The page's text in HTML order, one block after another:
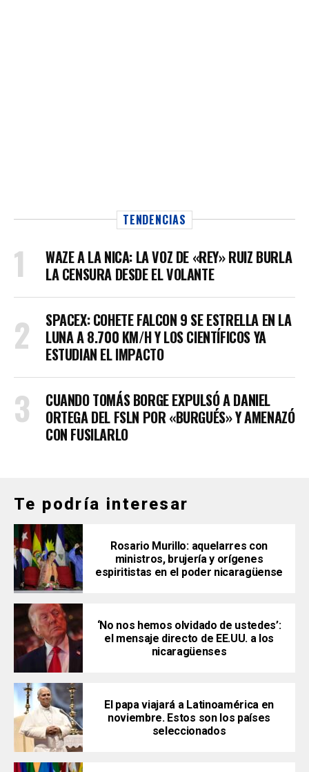
TENDENCIAS
WAZE A LA NICA: LA VOZ DE «REY» RUIZ BURLA
LA CENSURA DESDE EL VOLANTE
SPACEX: COHETE FALCON 9 SE ESTRELLA EN LA
LUNA A 8.700 KM/H Y LOS CIENTÍFICOS YA
ESTUDIAN EL IMPACTO
CUANDO TOMÁS BORGE EXPULSÓ A DANIEL
ORTEGA DEL FSLN POR «BURGUÉS» Y AMENAZÓ
CON FUSILARLO
Te podría interesar
Rosario Murillo: aquelarres con
ministros, brujería y orígenes
espiritistas en el poder nicaragüense
‘No nos hemos olvidado de ustedes’:
el mensaje directo de EE.UU. a los
nicaragüenses
El papa viajará a Latinoamérica en
noviembre. Estos son los países
seleccionados